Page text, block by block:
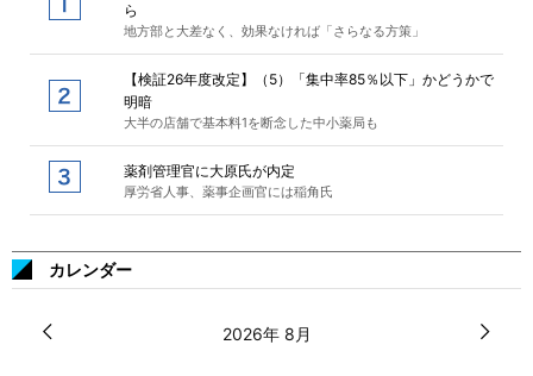
ら
地方部と大差なく、効果なければ「さらなる方策」
【検証26年度改定】（5）「集中率85％以下」かどうかで
明暗
大半の店舗で基本料1を断念した中小薬局も
薬剤管理官に大原氏が内定
厚労省人事、薬事企画官には稲角氏
カレンダー
2026年 8月